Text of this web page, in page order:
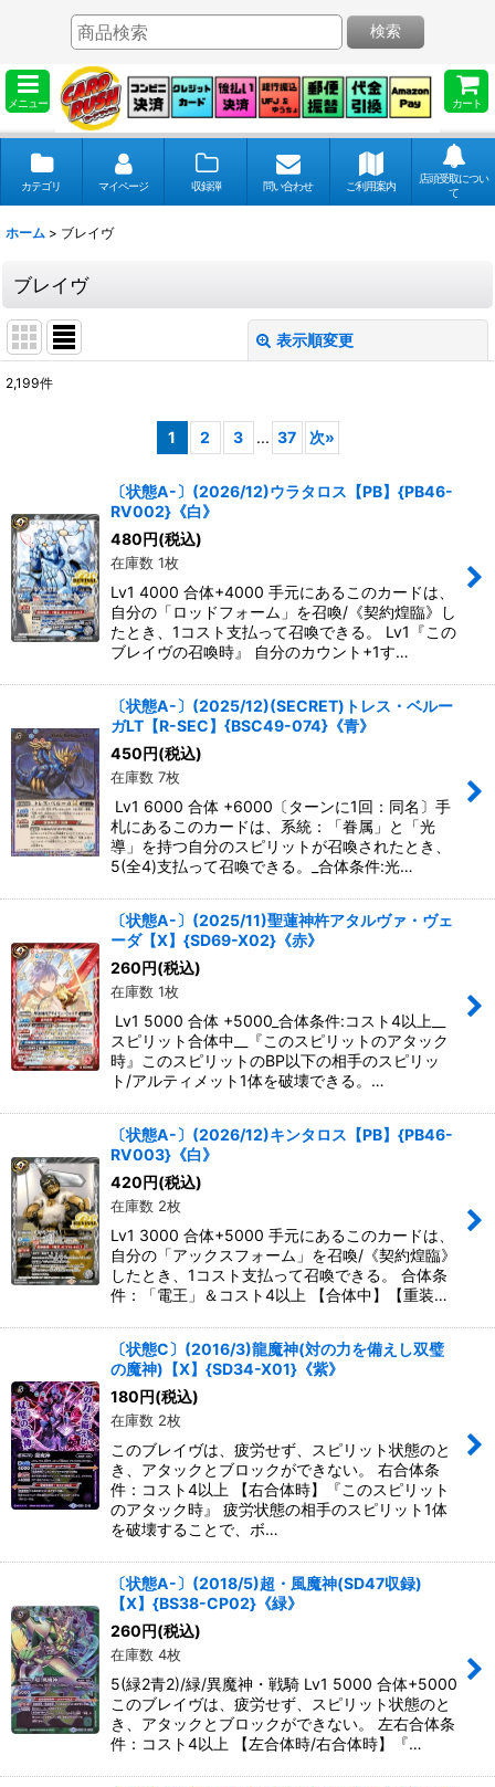
メニュー カート
検索
カテゴリ マイページ 収録弾 問い合わせ ご利用案内
店頭受取につい
て
ホーム > ブレイヴ
ブレイヴ
表示順変更
2,199件
1 2 3 ... 37 次»
〔状態A-〕(2026/12)ウラタロス【PB】{PB46-
RV002}《白》
480 円(税込)
在庫数 1枚
Lv1 4000 合体+4000 手元にあるこのカードは、
自分の「ロッドフォーム」を召喚/《契約煌臨》し
たとき、1コスト支払って召喚できる。 Lv1『この
ブレイヴの召喚時』 自分のカウント+1す…
〔状態A-〕(2025/12)(SECRET)トレス・ベルー
ガLT【R-SEC】{BSC49-074}《青》
450 円(税込)
在庫数 7枚
Lv1 6000 合体 +6000〔ターンに1回：同名〕手
札にあるこのカードは、系統：「眷属」と「光
導」を持つ自分のスピリットが召喚されたとき、
5(全4)支払って召喚できる。_合体条件:光…
〔状態A-〕(2025/11)聖蓮神杵アタルヴァ・ヴェ
ーダ【X】{SD69-X02}《赤》
260 円(税込)
在庫数 1枚
Lv1 5000 合体 +5000_合体条件:コスト4以上__
スピリット合体中__『このスピリットのアタック
時』このスピリットのBP以下の相手のスピリッ
ト/アルティメット1体を破壊できる。…
〔状態A-〕(2026/12)キンタロス【PB】{PB46-
RV003}《白》
420 円(税込)
在庫数 2枚
Lv1 3000 合体+5000 手元にあるこのカードは、
自分の「アックスフォーム」を召喚/《契約煌臨》
したとき、1コスト支払って召喚できる。 合体条
件：「電王」＆コスト4以上 【合体中】【重装…
〔状態C〕(2016/3)龍魔神(対の力を備えし双璧
の魔神)【X】{SD34-X01}《紫》
180 円(税込)
在庫数 2枚
このブレイヴは、疲労せず、スピリット状態のと
き、アタックとブロックができない。 右合体条
件：コスト4以上 【右合体時】『このスピリット
のアタック時』 疲労状態の相手のスピリット1体
を破壊することで、ボ…
〔状態A-〕(2018/5)超・風魔神(SD47収録)
【X】{BS38-CP02}《緑》
260 円(税込)
在庫数 4枚
5(緑2青2)/緑/異魔神・戦騎 Lv1 5000 合体+5000
このブレイヴは、疲労せず、スピリット状態のと
き、アタックとブロックができない。 左右合体条
件：コスト4以上 【左合体時/右合体時】『…